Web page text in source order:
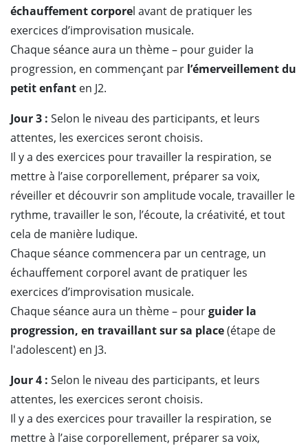
échauffement corporel avant de pratiquer les
exercices d’improvisation musicale.
Chaque séance aura un thème – pour guider la
progression, en commençant par l’émerveillement du
petit enfant en J2.
Jour 3 : Selon le niveau des participants, et leurs
attentes, les exercices seront choisis.
Il y a des exercices pour travailler la respiration, se
mettre à l’aise corporellement, préparer sa voix,
réveiller et découvrir son amplitude vocale, travailler le
rythme, travailler le son, l’écoute, la créativité, et tout
cela de manière ludique.
Chaque séance commencera par un centrage, un
échauffement corporel avant de pratiquer les
exercices d’improvisation musicale.
Chaque séance aura un thème – pourguider la
progression, en travaillant sur sa place(étape de
l'adolescent) en J3.
Jour 4 : Selon le niveau des participants, et leurs
attentes, les exercices seront choisis.
Il y a des exercices pour travailler la respiration, se
mettre à l’aise corporellement, préparer sa voix,